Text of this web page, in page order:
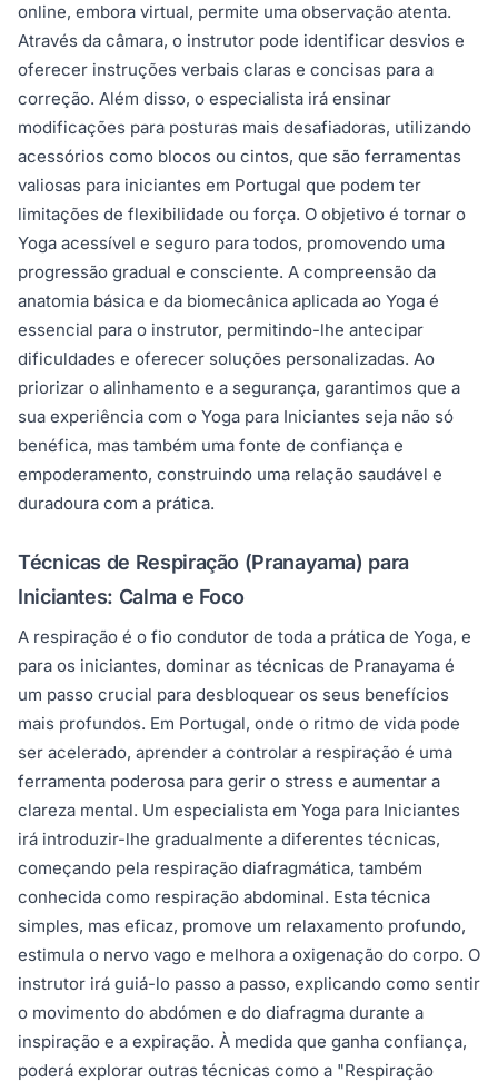
online, embora virtual, permite uma observação atenta.
Através da câmara, o instrutor pode identificar desvios e
oferecer instruções verbais claras e concisas para a
correção. Além disso, o especialista irá ensinar
modificações para posturas mais desafiadoras, utilizando
acessórios como blocos ou cintos, que são ferramentas
valiosas para iniciantes em Portugal que podem ter
limitações de flexibilidade ou força. O objetivo é tornar o
Yoga acessível e seguro para todos, promovendo uma
progressão gradual e consciente. A compreensão da
anatomia básica e da biomecânica aplicada ao Yoga é
essencial para o instrutor, permitindo-lhe antecipar
dificuldades e oferecer soluções personalizadas. Ao
priorizar o alinhamento e a segurança, garantimos que a
sua experiência com o Yoga para Iniciantes seja não só
benéfica, mas também uma fonte de confiança e
empoderamento, construindo uma relação saudável e
duradoura com a prática.
Técnicas de Respiração (Pranayama) para
Iniciantes: Calma e Foco
A respiração é o fio condutor de toda a prática de Yoga, e
para os iniciantes, dominar as técnicas de Pranayama é
um passo crucial para desbloquear os seus benefícios
mais profundos. Em Portugal, onde o ritmo de vida pode
ser acelerado, aprender a controlar a respiração é uma
ferramenta poderosa para gerir o stress e aumentar a
clareza mental. Um especialista em Yoga para Iniciantes
irá introduzir-lhe gradualmente a diferentes técnicas,
começando pela respiração diafragmática, também
conhecida como respiração abdominal. Esta técnica
simples, mas eficaz, promove um relaxamento profundo,
estimula o nervo vago e melhora a oxigenação do corpo. O
instrutor irá guiá-lo passo a passo, explicando como sentir
o movimento do abdómen e do diafragma durante a
inspiração e a expiração. À medida que ganha confiança,
poderá explorar outras técnicas como a "Respiração